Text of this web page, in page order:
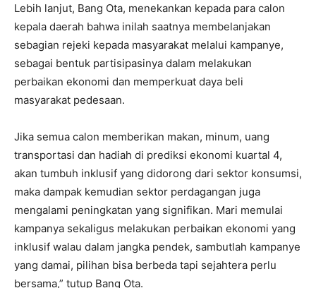
Lebih lanjut, Bang Ota, menekankan kepada para calon
kepala daerah bahwa inilah saatnya membelanjakan
sebagian rejeki kepada masyarakat melalui kampanye,
sebagai bentuk partisipasinya dalam melakukan
perbaikan ekonomi dan memperkuat daya beli
masyarakat pedesaan.
Jika semua calon memberikan makan, minum, uang
transportasi dan hadiah di prediksi ekonomi kuartal 4,
akan tumbuh inklusif yang didorong dari sektor konsumsi,
maka dampak kemudian sektor perdagangan juga
mengalami peningkatan yang signifikan. Mari memulai
kampanya sekaligus melakukan perbaikan ekonomi yang
inklusif walau dalam jangka pendek, sambutlah kampanye
yang damai, pilihan bisa berbeda tapi sejahtera perlu
bersama,” tutup Bang Ota.